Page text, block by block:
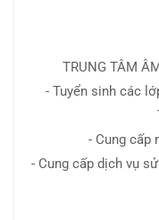
TRUNG TÂM
- Tuyển sinh các
- Cung cấp
- Cung cấp dịch vụ